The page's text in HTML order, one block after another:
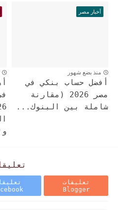
أخبار مصر
منذ بضع شهور
أفضل حساب بنكي في
مصر 2026 (مقارنة
شاملة بين البنوك...
تعليقات
Blogger